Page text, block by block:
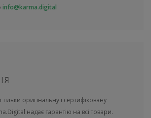
info@karma.digital
оригінальну і сертифіковану
надає гарантію на всі товари.